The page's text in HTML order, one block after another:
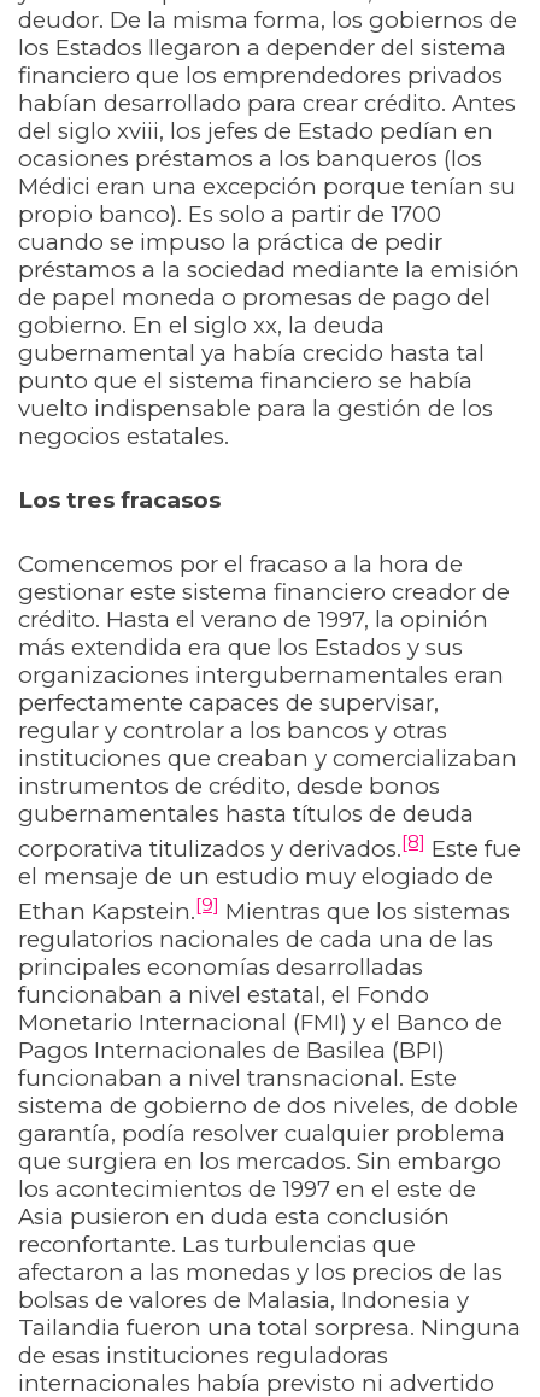
deudor. De la misma forma, los gobiernos de
los Estados llegaron a depender del sistema
financiero que los emprendedores privados
habían desarrollado para crear crédito. Antes
del siglo xviii, los jefes de Estado pedían en
ocasiones préstamos a los banqueros (los
Médici eran una excepción porque tenían su
propio banco). Es solo a partir de 1700
cuando se impuso la práctica de pedir
préstamos a la sociedad mediante la emisión
de papel moneda o promesas de pago del
gobierno. En el siglo xx, la deuda
gubernamental ya había crecido hasta tal
punto que el sistema financiero se había
vuelto indispensable para la gestión de los
negocios estatales.
Los tres fracasos
Comencemos por el fracaso a la hora de
gestionar este sistema financiero creador de
crédito. Hasta el verano de 1997, la opinión
más extendida era que los Estados y sus
organizaciones intergubernamentales eran
perfectamente capaces de supervisar,
regular y controlar a los bancos y otras
instituciones que creaban y comercializaban
instrumentos de crédito, desde bonos
gubernamentales hasta títulos de deuda
corporativa titulizados y derivados.[8] Este fue
el mensaje de un estudio muy elogiado de
Ethan Kapstein.[9] Mientras que los sistemas
regulatorios nacionales de cada una de las
principales economías desarrolladas
funcionaban a nivel estatal, el Fondo
Monetario Internacional (FMI) y el Banco de
Pagos Internacionales de Basilea (BPI)
funcionaban a nivel transnacional. Este
sistema de gobierno de dos niveles, de doble
garantía, podía resolver cualquier problema
que surgiera en los mercados. Sin embargo
los acontecimientos de 1997 en el este de
Asia pusieron en duda esta conclusión
reconfortante. Las turbulencias que
afectaron a las monedas y los precios de las
bolsas de valores de Malasia, Indonesia y
Tailandia fueron una total sorpresa. Ninguna
de esas instituciones reguladoras
internacionales había previsto ni advertido